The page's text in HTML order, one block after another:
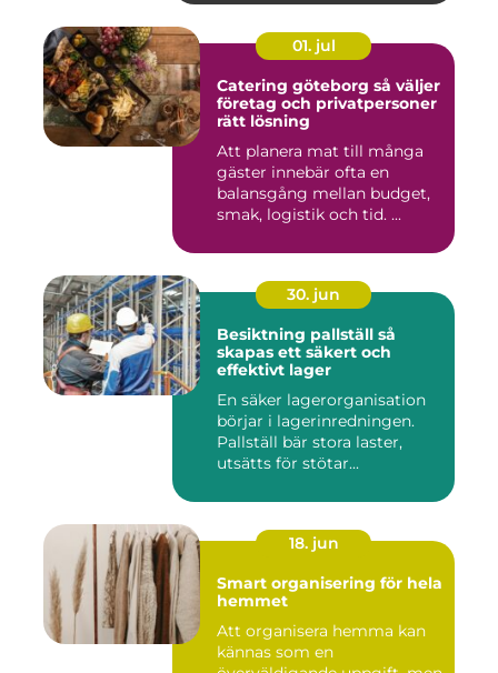
01. jul
Catering göteborg så väljer
företag och privatpersoner
rätt lösning
Att planera mat till många
gäster innebär ofta en
balansgång mellan budget,
smak, logistik och tid. ...
30. jun
Besiktning pallställ så
skapas ett säkert och
effektivt lager
En säker lagerorganisation
börjar i lagerinredningen.
Pallställ bär stora laster,
utsätts för stötar...
18. jun
Smart organisering för hela
hemmet
Att organisera hemma kan
kännas som en